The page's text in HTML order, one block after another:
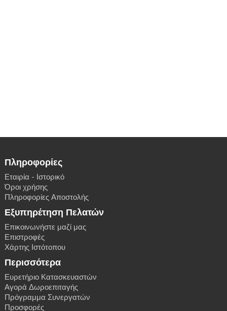
Πληροφορίες
Εταιρία - Ιστορικό
Όροι χρήσης
Πληροφορίες Αποστολής
Εξυπηρέτηση Πελατών
Επικοινωνήστε μαζί μας
Επιστροφές
Χάρτης Ιστότοπου
Περισσότερα
Ευρετήριο Κατασκευαστών
Αγορά Δωροεπιταγής
Πρόγραμμα Συνεργατών
Προσφορές